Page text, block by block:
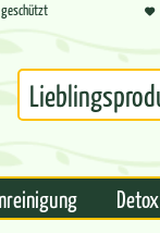
Detox